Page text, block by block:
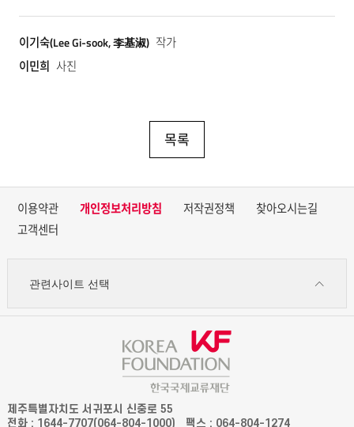
이기숙(Lee Gi-sook, 李基淑) 작가
이민희 사진
목록
이용약관 개인정보처리방침 저작권정책
찾아오시는길
고객센터
관련사이트 선택
제주특별자치도 서귀포시 신중로 55
전화 : 1644-7707(064-804-1000)
팩스 : 064-804-1274